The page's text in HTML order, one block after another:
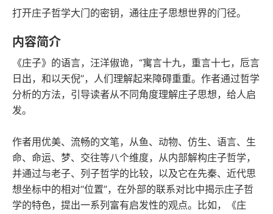
2020-06-01
发行日期
打开庄子哲学大门的密钥，通往庄子思想世界的门径。
内容简介
《庄子》的语言，汪洋俶诡，“寓言十九，重言十七，卮言
日出，和以天倪”，人们理解起来障碍重重。作者通过哲学
分析的方法，引导读者从不同角度理解庄子思想，给人启
发。
作者用优美、流畅的文笔，从鱼、动物、仿生、语言、生
命、命运、梦、交往等八个维度，从内部解构庄子哲学，
并通过与老子、列子哲学的比较，以及它在先秦、近代思
想坐标中的相对“位置”，在外部的联系对比中揭示庄子哲
学的特色，提出一系列富有启发性的观点。比如，《庄